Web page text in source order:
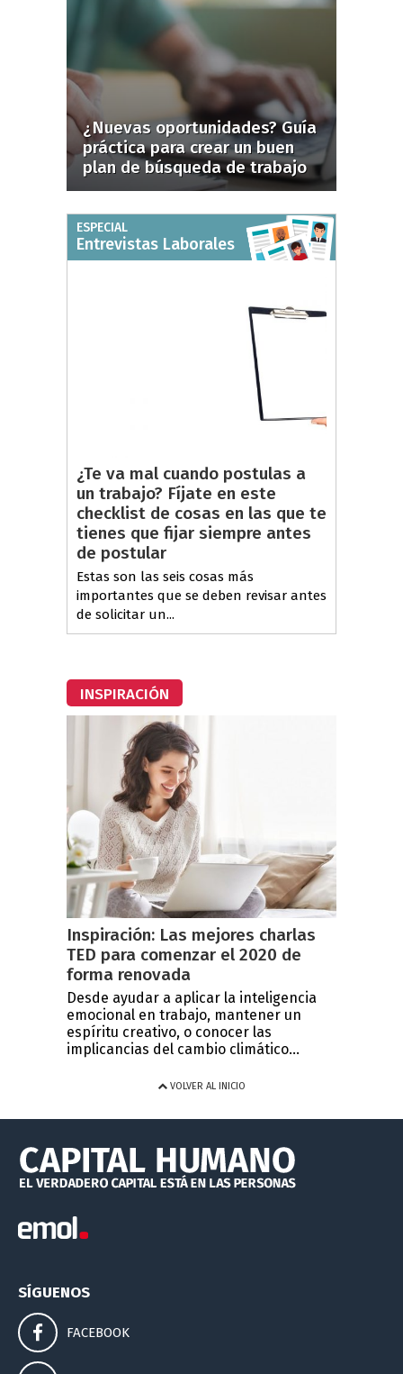
¿Nuevas oportunidades? Guía
práctica para crear un buen
plan de búsqueda de trabajo
ESPECIAL
Entrevistas Laborales
¿Te va mal cuando postulas a
un trabajo? Fíjate en este
checklist de cosas en las que te
tienes que fijar siempre antes
de postular
Estas son las seis cosas más
importantes que se deben revisar antes
de solicitar un...
INSPIRACIÓN
Inspiración: Las mejores charlas
TED para comenzar el 2020 de
forma renovada
Desde ayudar a aplicar la inteligencia
emocional en trabajo, mantener un
espíritu creativo, o conocer las
implicancias del cambio climático...
VOLVER AL INICIO
SÍGUENOS
FACEBOOK